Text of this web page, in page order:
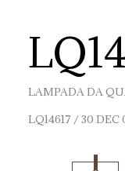
LAMPADA DA
LQ14617 / 30 DEC